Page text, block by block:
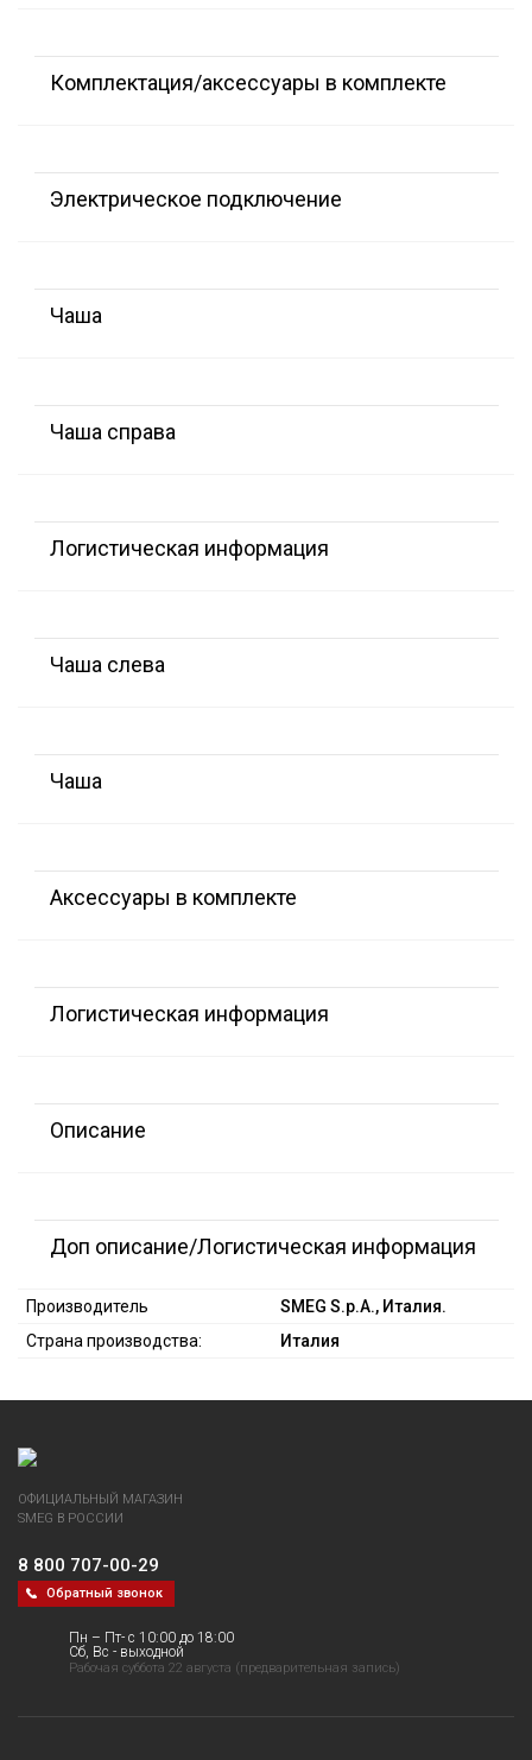
Комплектация/аксессуары в комплекте
Электрическое подключение
Чаша
Чаша справа
Логистическая информация
Чаша слева
Чаша
Аксессуары в комплекте
Логистическая информация
Описание
Доп описание/Логистическая информация
Производитель
SMEG S.p.A., Италия.
Страна производства:
Италия
ОФИЦИАЛЬНЫЙ МАГАЗИН
SMEG В РОССИИ
8 800 707-00-29
Обратный звонок
Пн – Пт- с 10:00 до 18:00
Сб, Вс - выходной
Рабочая суббота 22 августа (предварительная запись)